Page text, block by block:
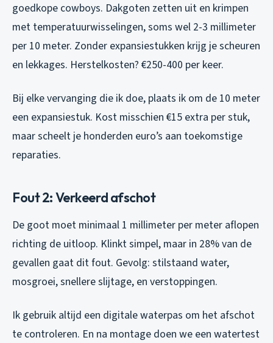
goedkope cowboys. Dakgoten zetten uit en krimpen
met temperatuurwisselingen, soms wel 2-3 millimeter
per 10 meter. Zonder expansiestukken krijg je scheuren
en lekkages. Herstelkosten? €250-400 per keer.
Bij elke vervanging die ik doe, plaats ik om de 10 meter
een expansiestuk. Kost misschien €15 extra per stuk,
maar scheelt je honderden euro’s aan toekomstige
reparaties.
Fout 2: Verkeerd afschot
De goot moet minimaal 1 millimeter per meter aflopen
richting de uitloop. Klinkt simpel, maar in 28% van de
gevallen gaat dit fout. Gevolg: stilstaand water,
mosgroei, snellere slijtage, en verstoppingen.
Ik gebruik altijd een digitale waterpas om het afschot
te controleren. En na montage doen we een watertest